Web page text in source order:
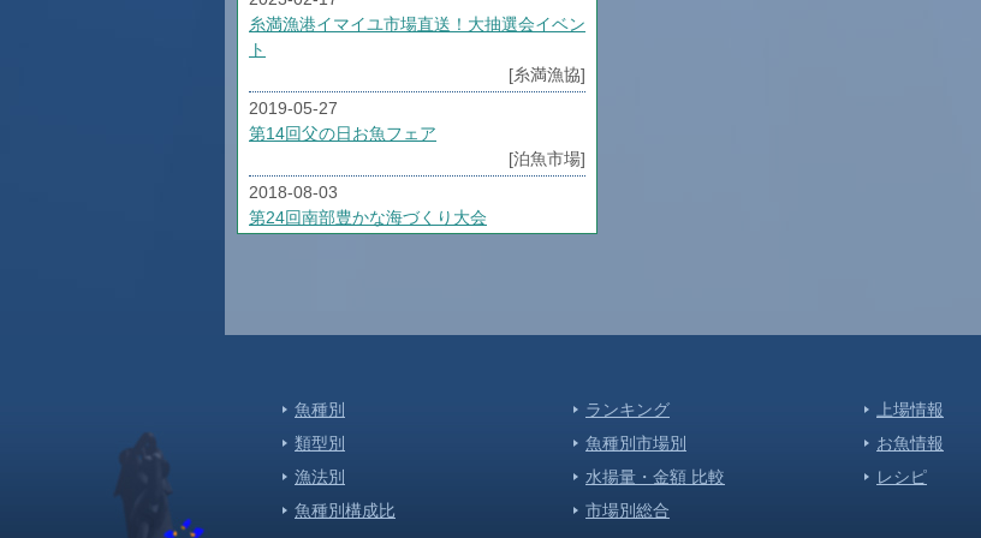
糸満漁港イマイユ市場直送！大抽選会イベン
ト
[糸満漁協]
2019-05-27
第14回父の日お魚フェア
[泊魚市場]
2018-08-03
第24回南部豊かな海づくり大会
[泊魚市場]
2017-04-18
モズクの日（平成２９年）！！
魚種別
類型別
漁法別
魚種別構成比
ランキング
魚種別市場別
水揚量・金額 比較
市場別総合
上場情報
お魚情報
レシピ